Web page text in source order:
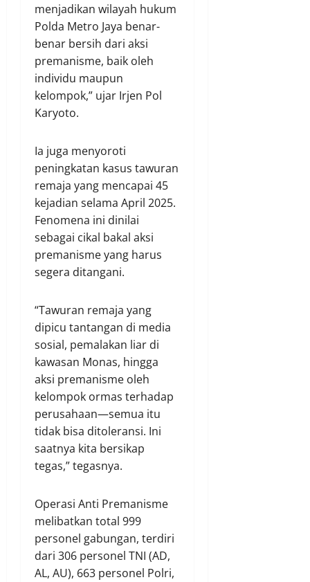
menjadikan wilayah hukum
Polda Metro Jaya benar-
benar bersih dari aksi
premanisme, baik oleh
individu maupun
kelompok,” ujar Irjen Pol
Karyoto.
Ia juga menyoroti
peningkatan kasus tawuran
remaja yang mencapai 45
kejadian selama April 2025.
Fenomena ini dinilai
sebagai cikal bakal aksi
premanisme yang harus
segera ditangani.
“Tawuran remaja yang
dipicu tantangan di media
sosial, pemalakan liar di
kawasan Monas, hingga
aksi premanisme oleh
kelompok ormas terhadap
perusahaan—semua itu
tidak bisa ditoleransi. Ini
saatnya kita bersikap
tegas,” tegasnya.
Operasi Anti Premanisme
melibatkan total 999
personel gabungan, terdiri
dari 306 personel TNI (AD,
AL, AU), 663 personel Polri,